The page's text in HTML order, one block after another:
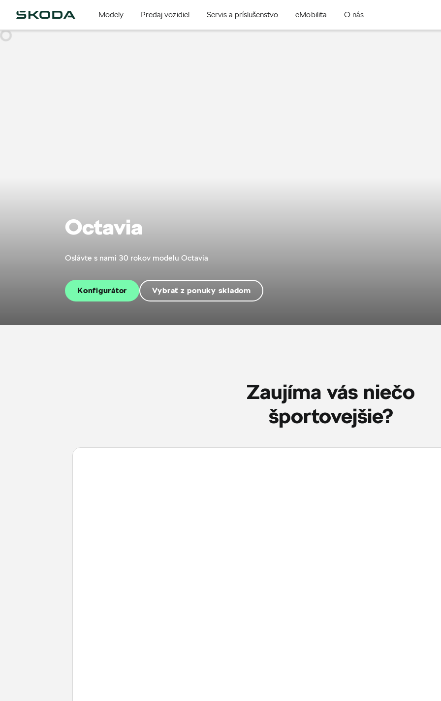
Modely Predaj vozidiel Servis a príslušenstvo eMobilita O nás
Octavia
Oslávte s nami 30 rokov modelu Octavia
Konfigurátor Vybrať z ponuky skladom
Zaujíma vás niečo
športovejšie?